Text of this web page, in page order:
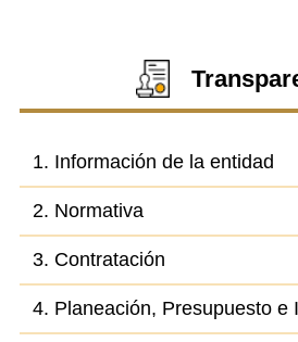
1. Información de la entidad
2. Normativa
3. Contratación
4. Planeación, Presupuesto e